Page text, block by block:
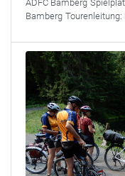
ADFC Bamberg
Bamberg Tourenleitung: